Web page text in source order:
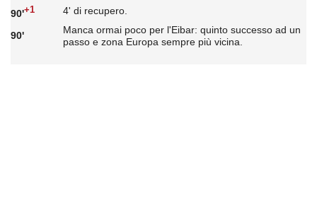
90'+1 4' di recupero.
90'
Manca ormai poco per l'Eibar: quinto successo ad un
passo e zona Europa sempre più vicina.